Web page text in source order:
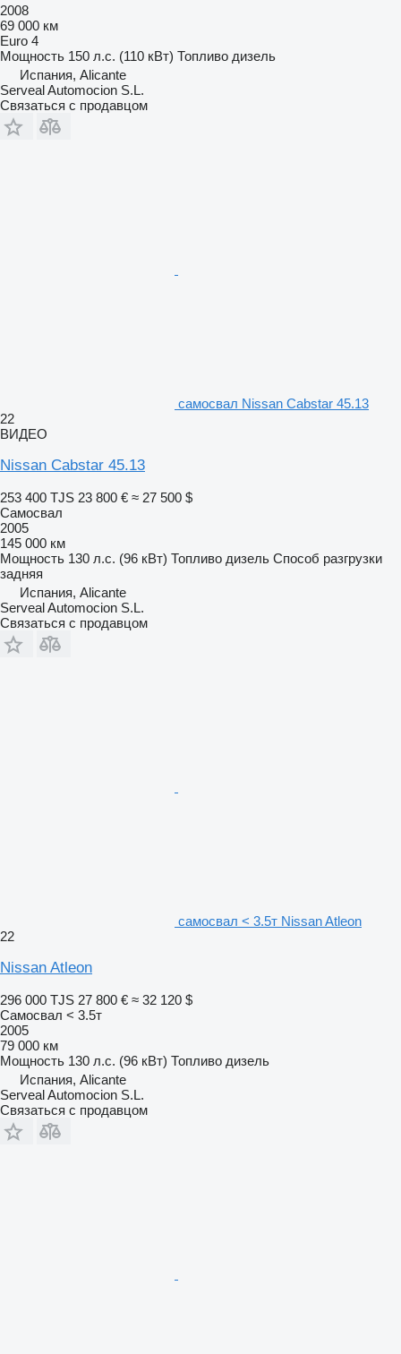
2008
69 000 км
Euro 4
Мощность 150 л.с. (110 кВт) Топливо дизель
Испания, Alicante
Serveal Automocion S.L.
Связаться с продавцом
самосвал Nissan Cabstar 45.13
22
ВИДЕО
Nissan Cabstar 45.13
253 400 TJS 23 800 € ≈ 27 500 $
Самосвал
2005
145 000 км
Мощность 130 л.с. (96 кВт) Топливо дизель Способ разгрузки
задняя
Испания, Alicante
Serveal Automocion S.L.
Связаться с продавцом
самосвал < 3.5т Nissan Atleon
22
Nissan Atleon
296 000 TJS 27 800 € ≈ 32 120 $
Самосвал < 3.5т
2005
79 000 км
Мощность 130 л.с. (96 кВт) Топливо дизель
Испания, Alicante
Serveal Automocion S.L.
Связаться с продавцом